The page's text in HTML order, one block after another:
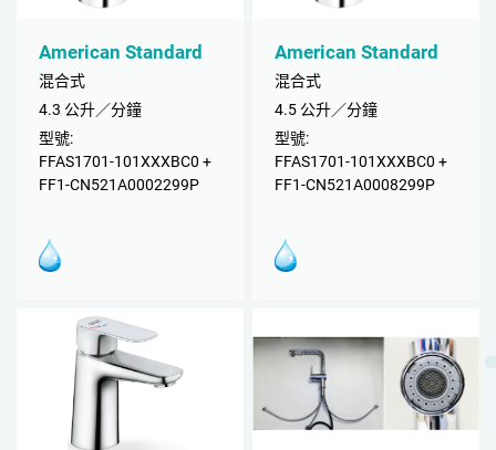
American Standard
混合式
4.3 公升／分鐘
型號:
FFAS1701-101XXXBC0 +
FF1-CN521A0002299P
American Standard
混合式
4.5 公升／分鐘
型號:
FFAS1701-101XXXBC0 +
FF1-CN521A0008299P